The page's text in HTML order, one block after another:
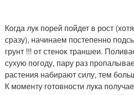
Когда лук порей пойдет в рост
сразу), начинаем постепенно
грунт !!! от стенок траншеи.
сухую погоду, пару раз
растения набирают силу, тем
К моменту готовности лука